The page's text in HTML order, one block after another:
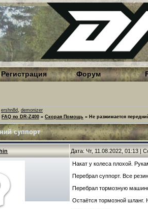
Регистрация Форум
ershn8d
demonizer
FAQ по DR-Z400 » Скорая Помощь » Не разжимается
суппорт
Дата: Чт, 11.08.2022, 01:13 |
Накат у колеса плохой.
Перебрал суппорт. Все
Перебрал тормозную
Остаётся тормозной шланг.